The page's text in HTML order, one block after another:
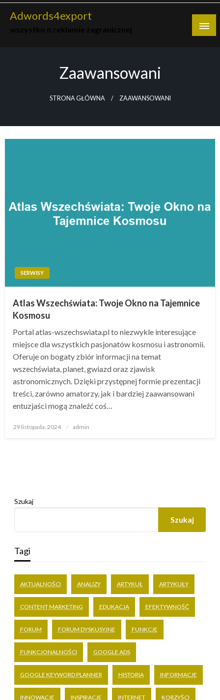
Skip
Adwords4export
Zaawansowani
STRONA GŁÓWNA ZAAWANSOWANI
SERWISY
Atlas Wszechświata: Twoje Okno na Tajemnice
Kosmosu
Portal atlas-wszechswiata.pl to niezwykle interesujące
miejsce dla wszystkich pasjonatów kosmosu i astronomii.
Oferuje on bogaty zbiór informacji na temat
wszechświata, planet, gwiazd oraz zjawisk
astronomicznych. Dzięki przystępnej formie prezentacji
treści, zarówno amatorzy, jak i bardziej zaawansowani
entuzjaści mogą znaleźć coś…
Opublikowane
29 listopada, 2024 admin
Szukaj
Szukaj
Tagi
AKTUALNOŚCI ANALIZY ARTYKUŁ ARTYKUŁY
CONTENT MARKETING EDUKACJA EFEKTYWNOŚĆ
FORUM FORUM DYSKUSYJNE FUNKCJE
FUNKCJONALNOŚCI GOOGLE ADS
GOOGLE KEYWORD PLANNER HISTORIA INFORMACJE
INNOWACJE INSPIRACJE INTERNET KORZYŚCI